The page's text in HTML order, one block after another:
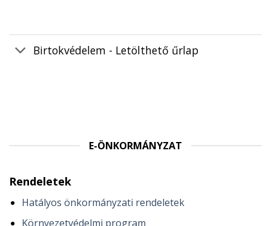
Birtokvédelem - Letölthető űrlap
E-ÖNKORMÁNYZAT
Rendeletek
Hatályos önkormányzati rendeletek
Környezetvédelmi program